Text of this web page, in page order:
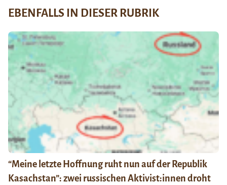
EBENFALLS IN DIESER RUBRIK
“Meine letzte Hoffnung ruht nun auf der Republik
Kasachstan”: zwei russischen Aktivist:innen droht